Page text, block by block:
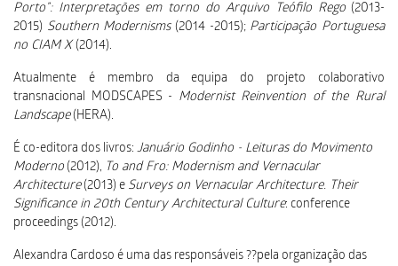
Porto”: Interpretações em torno do Arquivo Teófilo Rego (2013-
2015) Southern Modernisms(2014 -2015); Participação Portuguesa
no CIAM X(2014).
Atualmente é membro da equipa do projeto colaborativo
transnacional MODSCAPES - Modernist Reinvention of the Rural
Landscape(HERA).
É co-editora dos livros: Januário Godinho - Leituras do Movimento
Moderno(2012), To and Fro: Modernism and Vernacular
Architecture(2013) e Surveys on Vernacular Architecture. Their
Significance in 20th Century Architectural Culture: conference
proceedings (2012).
Alexandra Cardoso é uma das responsáveis ??pela organização das